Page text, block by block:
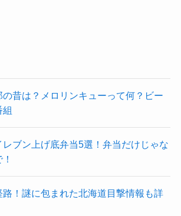
の昔は？メロリンキューって何？ビー
組
レブン上げ底弁当5選！弁当だけじゃな
！謎に包まれた北海道目撃情報も詳